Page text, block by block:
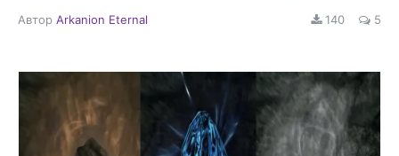
Автор Arkanion Eternal 140 5